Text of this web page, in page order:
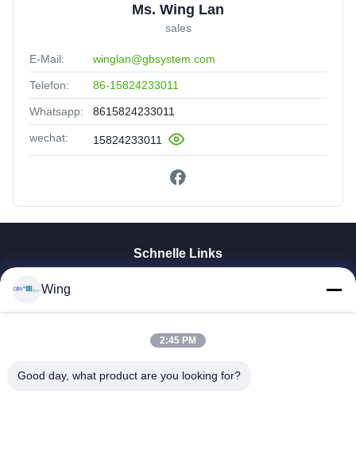
Ms. Wing Lan
sales
E-Mail: winglan@gbsystem.com
Telefon: 86-15824233011
Whatsapp: 8615824233011
wechat: 15824233011
Schnelle Links
VR-Show
Werksbesichtigung
Wing
2:45 PM
Good day, what product are you looking for?